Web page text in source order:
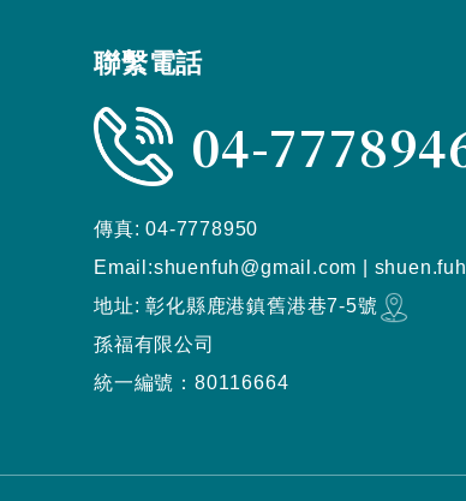
聯繫電話
04-
傳真:04-7778950
Email:shuenfuh@gmail.com
地址:彰化縣鹿港鎮舊港巷7-5號
孫福有限公司
統一編號：80116664